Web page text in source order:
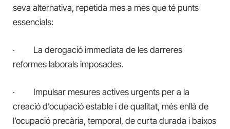
seva alternativa, repetida mes a mes que té punts
essencials:
· La derogació immediata de les darreres
reformes laborals imposades.
· Impulsar mesures actives urgents per a la
creació d’ocupació estable i de qualitat, més enllà de
l’ocupació precària, temporal, de curta durada i baixos